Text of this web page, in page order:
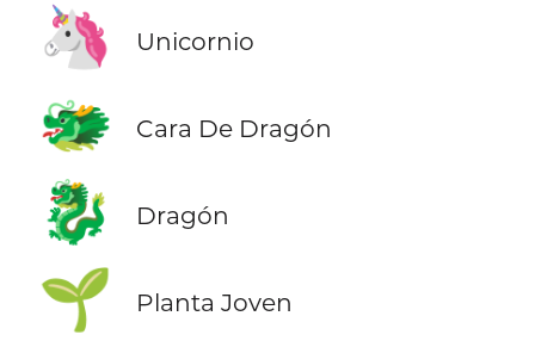
🦄 Unicornio
🐲 Cara De Dragón
🐉 Dragón
🌱 Planta Joven